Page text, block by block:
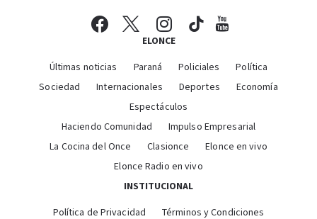
ELONCE
Últimas noticias Paraná Policiales
Política
Sociedad
Internacionales Deportes
Economía
Espectáculos
Haciendo Comunidad
Impulso Empresarial
La Cocina del Once
Clasionce
Elonce en vivo
Elonce Radio en vivo
INSTITUCIONAL
Política de Privacidad Términos y Condiciones